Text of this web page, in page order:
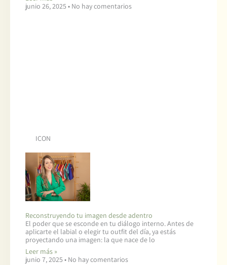
junio 26, 2025
No hay comentarios
ICON
Reconstruyendo tu imagen desde adentro
El poder que se esconde en tu diálogo interno. Antes de
aplicarte el labial o elegir tu outfit del día, ya estás
proyectando una imagen: la que nace de lo
Leer más »
junio 7, 2025
No hay comentarios